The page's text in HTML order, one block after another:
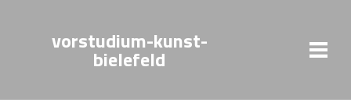
vorstudium-kunst-
bielefeld